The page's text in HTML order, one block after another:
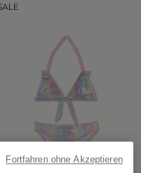
Fortfahren ohne Akzeptieren